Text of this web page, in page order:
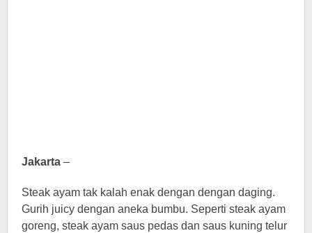
Jakarta –
Steak ayam tak kalah enak dengan dengan daging.
Gurih juicy dengan aneka bumbu. Seperti steak ayam
goreng, steak ayam saus pedas dan saus kuning telur